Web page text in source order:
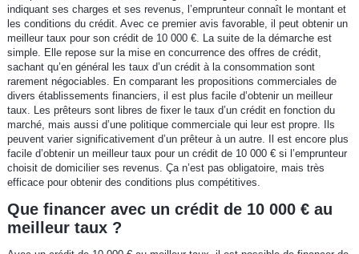
indiquant ses charges et ses revenus, l’emprunteur connaît le montant et
les conditions du crédit. Avec ce premier avis favorable, il peut obtenir un
meilleur taux pour son crédit de 10 000 €. La suite de la démarche est
simple. Elle repose sur la mise en concurrence des offres de crédit,
sachant qu’en général les taux d’un crédit à la consommation sont
rarement négociables. En comparant les propositions commerciales de
divers établissements financiers, il est plus facile d’obtenir un meilleur
taux. Les prêteurs sont libres de fixer le taux d’un crédit en fonction du
marché, mais aussi d’une politique commerciale qui leur est propre. Ils
peuvent varier significativement d’un prêteur à un autre. Il est encore plus
facile d’obtenir un meilleur taux pour un crédit de 10 000 € si l’emprunteur
choisit de domicilier ses revenus. Ça n’est pas obligatoire, mais très
efficace pour obtenir des conditions plus compétitives.
Que financer avec un crédit de 10 000 € au
meilleur taux ?